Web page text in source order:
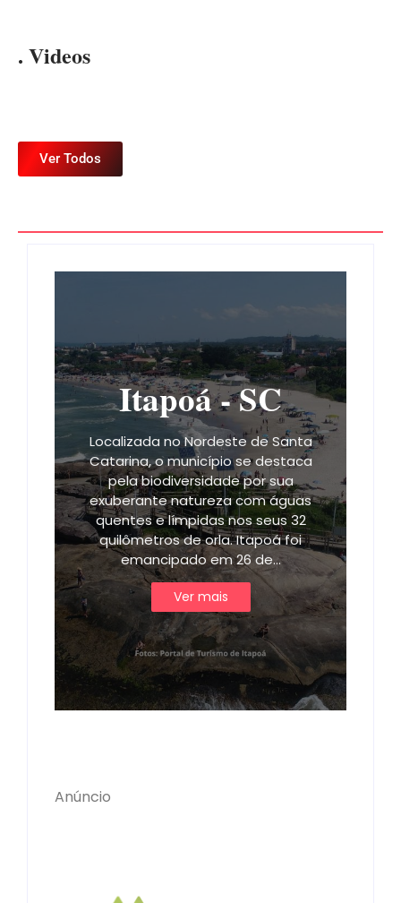
. Videos
Ver Todos
Itapoá - SC
Localizada no Nordeste de Santa
Catarina, o município se destaca
pela biodiversidade por sua
exuberante natureza com águas
quentes e límpidas nos seus 32
quilômetros de orla. Itapoá foi
emancipado em 26 de…
Ver mais
Anúncio